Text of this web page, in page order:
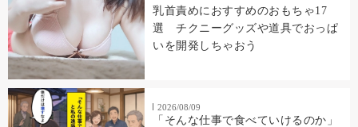
乳首責めにおすすめのおもちゃ17
選 チクニーグッズや道具でおっぱ
いを開発しちゃおう
2026/08/09
「そんな仕事で食べていけるのか」